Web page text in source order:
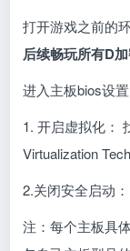
打开游戏之前的
后续畅玩所有D
进入主板bios设置
1. 开启虚拟化：
Virtualization
2.关闭安全启动
注：每个主板具